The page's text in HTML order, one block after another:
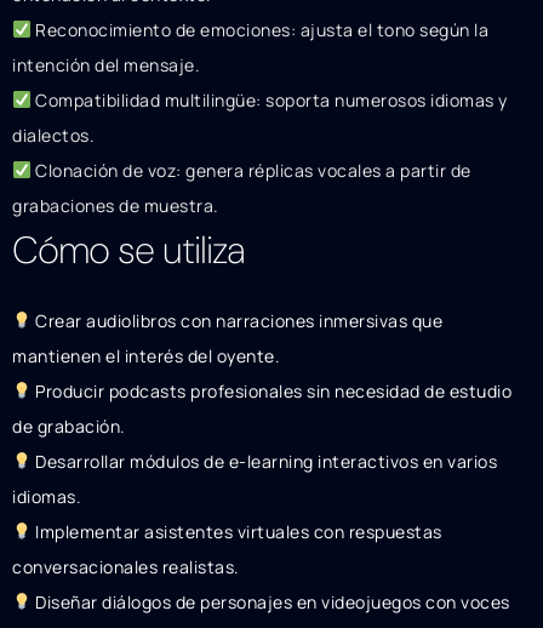
Reconocimiento de emociones: ajusta el tono según la
intención del mensaje.
Compatibilidad multilingüe: soporta numerosos idiomas y
dialectos.
Clonación de voz: genera réplicas vocales a partir de
grabaciones de muestra.
Cómo se utiliza
Crear audiolibros con narraciones inmersivas que
mantienen el interés del oyente.
Producir podcasts profesionales sin necesidad de estudio
de grabación.
Desarrollar módulos de e-learning interactivos en varios
idiomas.
Implementar asistentes virtuales con respuestas
conversacionales realistas.
Diseñar diálogos de personajes en videojuegos con voces